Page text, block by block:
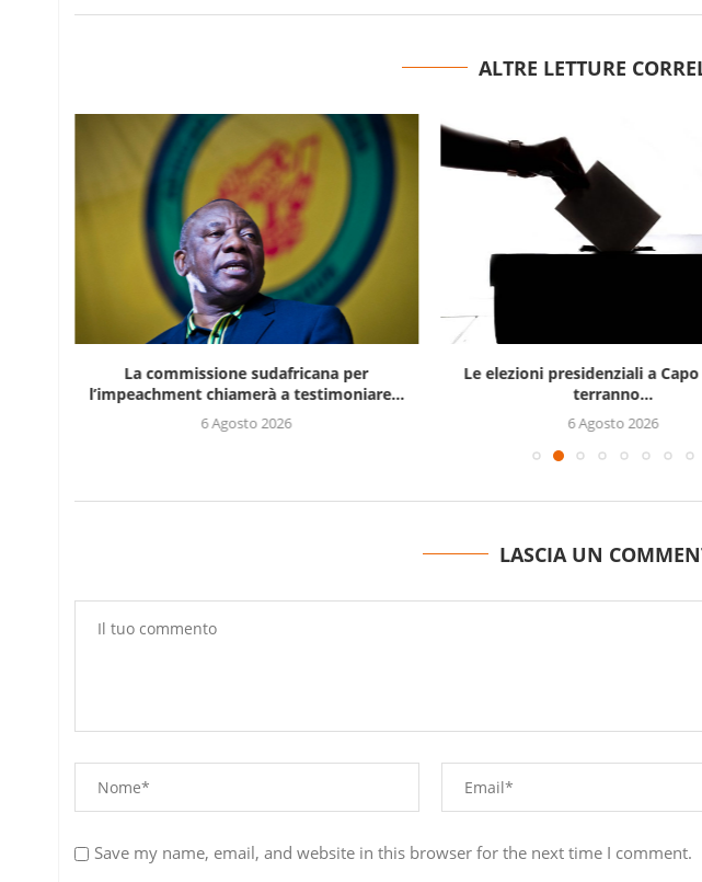
ALTRE LETTURE
La commissione sudafricana per
l’impeachment chiamerà a testimoniare...
6 Agosto 2026
Le elezioni presidenziali a
terranno...
6 Agosto 2026
LASCIA UN
Save my name, email, and website in this browser for the next time I comment.